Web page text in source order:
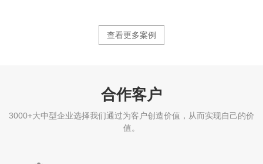
查看更多案例
合作客户
3000+大中型企业选择我们通过为客户创造价值，从而实现自己的价
值。